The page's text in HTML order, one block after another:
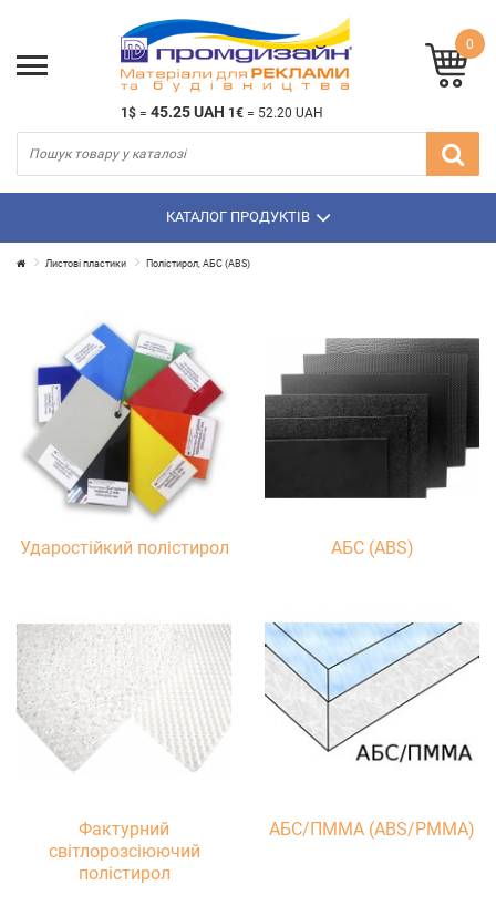
1$ = 45.25 UAH 1€ = 52.20 UAH
0
КАТАЛОГ ПРОДУКТІВ
Листові пластики Полістирол, АБС (ABS)
Ударостійкий полістирол АБС (ABS)
Фактурний
світлорозсіюючий
полістирол
АБС/ПММА (ABS/PMMA)